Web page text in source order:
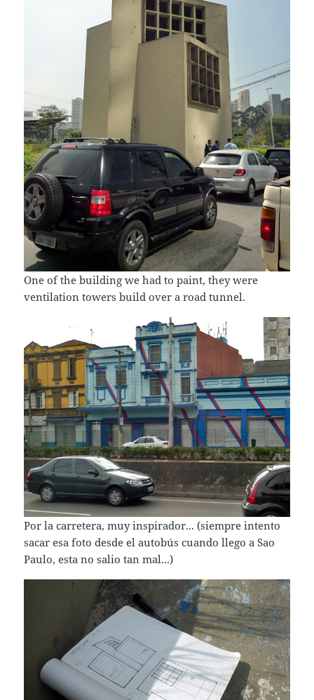
One of the building we had to paint, they were
ventilation towers build over a road tunnel.
Por la carretera, muy inspirador... (siempre intento
sacar esa foto desde el autobús cuando llego a Sao
Paulo, esta no salio tan mal...)